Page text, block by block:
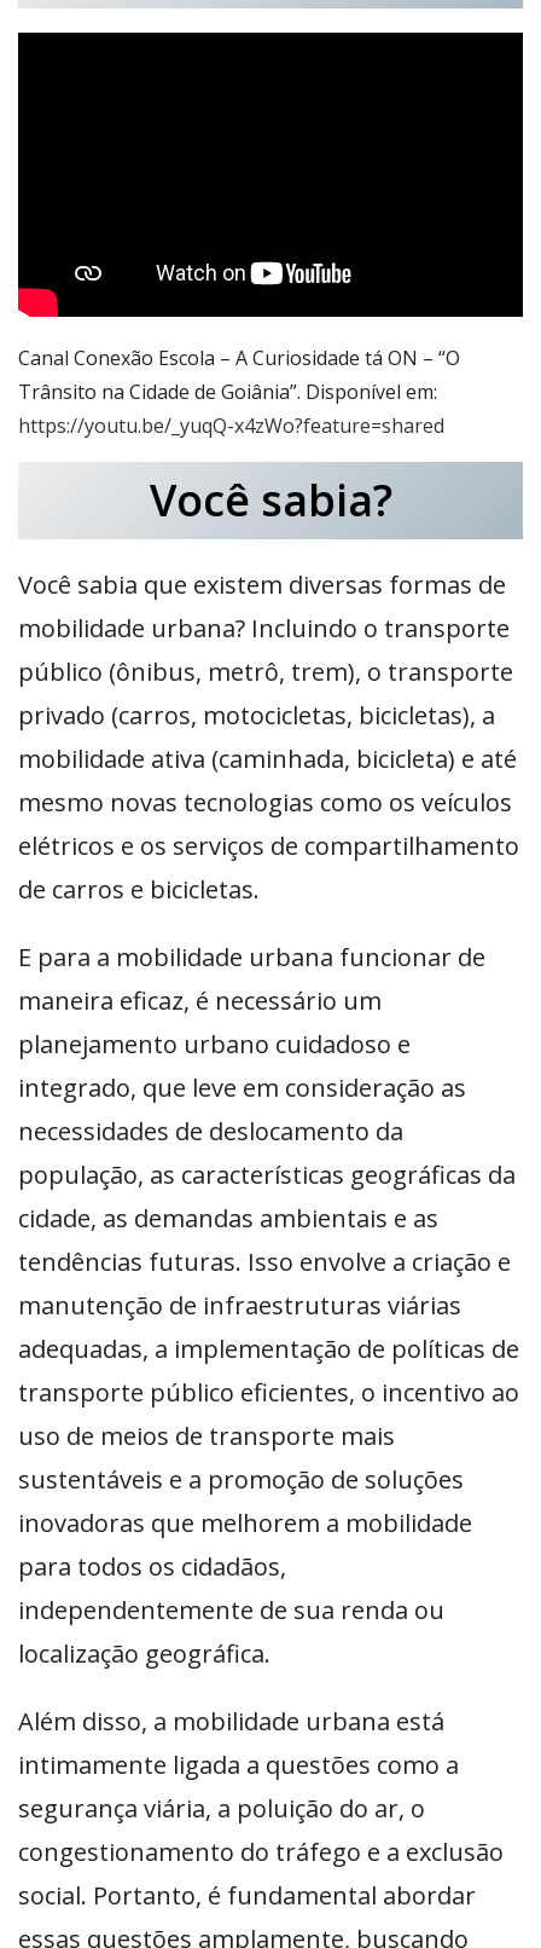
Canal Conexão Escola – A Curiosidade tá ON – “O
Trânsito na Cidade de Goiânia”. Disponível em:
https://youtu.be/_yuqQ-x4zWo?feature=shared
Você sabia?
Você sabia que existem diversas formas de
mobilidade urbana? Incluindo o transporte
público (ônibus, metrô, trem), o transporte
privado (carros, motocicletas, bicicletas), a
mobilidade ativa (caminhada, bicicleta) e até
mesmo novas tecnologias como os veículos
elétricos e os serviços de compartilhamento
de carros e bicicletas.
E para a mobilidade urbana funcionar de
maneira eficaz, é necessário um
planejamento urbano cuidadoso e
integrado, que leve em consideração as
necessidades de deslocamento da
população, as características geográficas da
cidade, as demandas ambientais e as
tendências futuras. Isso envolve a criação e
manutenção de infraestruturas viárias
adequadas, a implementação de políticas de
transporte público eficientes, o incentivo ao
uso de meios de transporte mais
sustentáveis e a promoção de soluções
inovadoras que melhorem a mobilidade
para todos os cidadãos,
independentemente de sua renda ou
localização geográfica.
Além disso, a mobilidade urbana está
intimamente ligada a questões como a
segurança viária, a poluição do ar, o
congestionamento do tráfego e a exclusão
social. Portanto, é fundamental abordar
essas questões amplamente, buscando